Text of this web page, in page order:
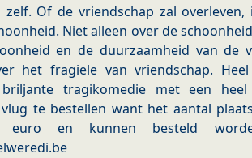
zelf. Of de vriendschap zal
Niet alleen over de
en de duurzaamheid van de
het fragiele van vriendschap. Heel
tragikomedie met een
te bestellen want het aantal
euro en kunnen besteld